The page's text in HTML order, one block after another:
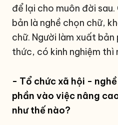
để lại cho muôn đời
bản là nghề chọn chữ,
chữ. Người làm xuất
thức, có kinh nghiệm thì
- Tổ chức xã hội -
phần vào việc nâng
như thế nào?